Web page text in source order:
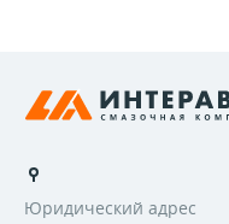
Юридический адрес